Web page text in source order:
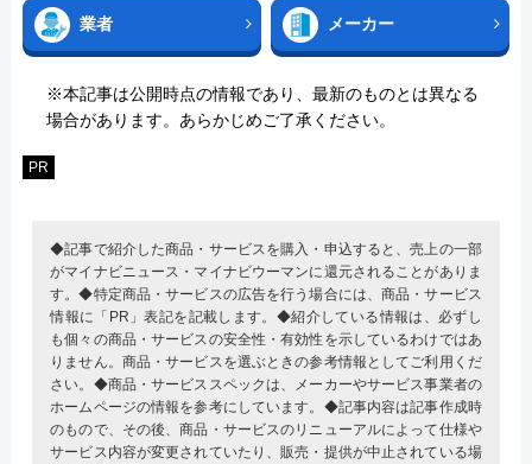
業者 メーカー
※本記事は公開時点の情報であり、最新のものとは異なる
場合があります。あらかじめご了承ください。
PR
◆記事で紹介した商品・サービスを購入・申込すると、売上の一部
がマイナビニュース・マイナビウーマンに還元されることがありま
す。◆特定商品・サービスの広告を行う場合には、商品・サービス
情報に「PR」表記を記載します。◆紹介している情報は、必ずし
も個々の商品・サービスの安全性・有効性を示しているわけではあ
りません。商品・サービスを選ぶときの参考情報としてご利用くだ
さい。◆商品・サービススペックは、メーカーやサービス事業者の
ホームページの情報を参考にしています。◆記事内容は記事作成時
のもので、その後、商品・サービスのリニューアルによって仕様や
サービス内容が変更されていたり、販売・提供が中止されている場